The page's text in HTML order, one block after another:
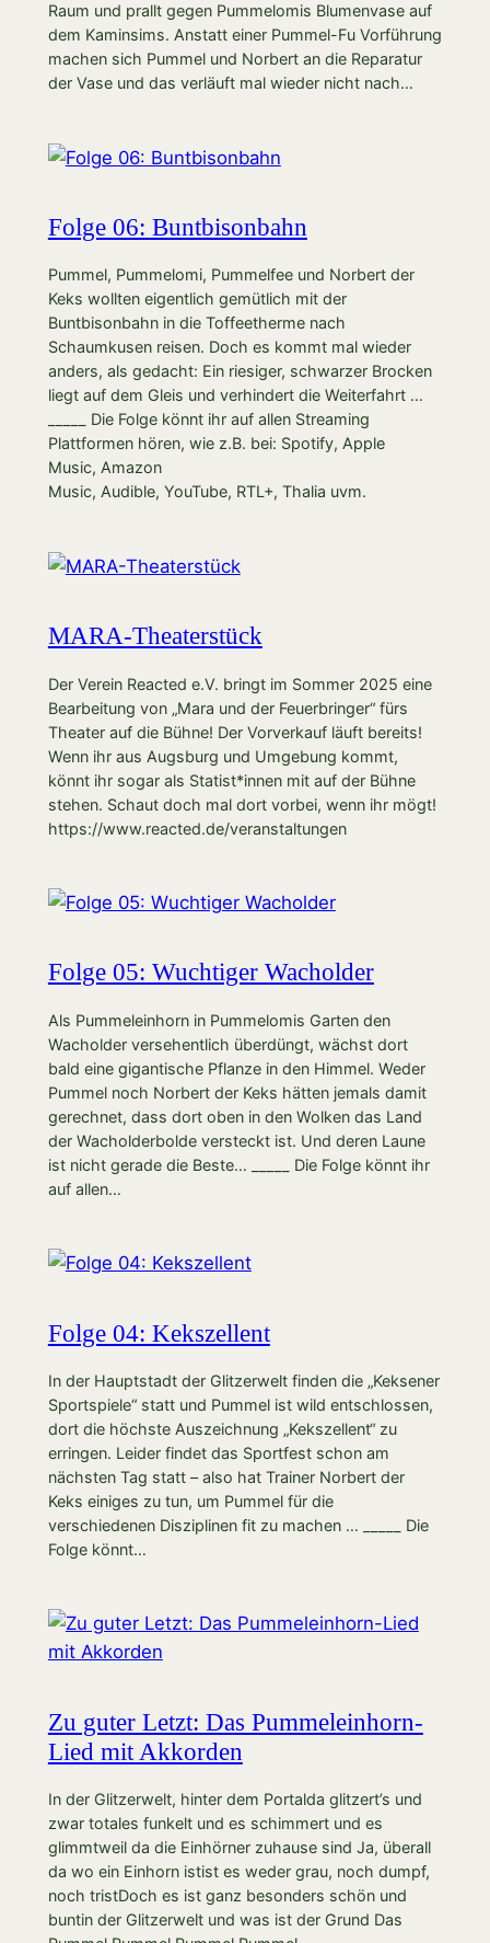
Raum und prallt gegen Pummelomis Blumenvase auf
dem Kaminsims. Anstatt einer Pummel-Fu Vorführung
machen sich Pummel und Norbert an die Reparatur
der Vase und das verläuft mal wieder nicht nach…
Folge 06: Buntbisonbahn
Pummel, Pummelomi, Pummelfee und Norbert der
Keks wollten eigentlich gemütlich mit der
Buntbisonbahn in die Toffeetherme nach
Schaumkusen reisen. Doch es kommt mal wieder
anders, als gedacht: Ein riesiger, schwarzer Brocken
liegt auf dem Gleis und verhindert die Weiterfahrt …
_____ Die Folge könnt ihr auf allen Streaming
Plattformen hören, wie z.B. bei: Spotify, Apple
Music, Amazon
Music, Audible, YouTube, RTL+, Thalia uvm.
MARA-Theaterstück
Der Verein Reacted e.V. bringt im Sommer 2025 eine
Bearbeitung von „Mara und der Feuerbringer“ fürs
Theater auf die Bühne! Der Vorverkauf läuft bereits!
Wenn ihr aus Augsburg und Umgebung kommt,
könnt ihr sogar als Statist*innen mit auf der Bühne
stehen. Schaut doch mal dort vorbei, wenn ihr mögt!
https://www.reacted.de/veranstaltungen
Folge 05: Wuchtiger Wacholder
Als Pummeleinhorn in Pummelomis Garten den
Wacholder versehentlich überdüngt, wächst dort
bald eine gigantische Pflanze in den Himmel. Weder
Pummel noch Norbert der Keks hätten jemals damit
gerechnet, dass dort oben in den Wolken das Land
der Wacholderbolde versteckt ist. Und deren Laune
ist nicht gerade die Beste… _____ Die Folge könnt ihr
auf allen…
Folge 04: Kekszellent
In der Hauptstadt der Glitzerwelt finden die „Keksener
Sportspiele“ statt und Pummel ist wild entschlossen,
dort die höchste Auszeichnung „Kekszellent“ zu
erringen. Leider findet das Sportfest schon am
nächsten Tag statt – also hat Trainer Norbert der
Keks einiges zu tun, um Pummel für die
verschiedenen Disziplinen fit zu machen … _____ Die
Folge könnt…
Zu guter Letzt: Das Pummeleinhorn-
Lied mit Akkorden
In der Glitzerwelt, hinter dem Portalda glitzert’s und
zwar totales funkelt und es schimmert und es
glimmtweil da die Einhörner zuhause sind Ja, überall
da wo ein Einhorn istist es weder grau, noch dumpf,
noch tristDoch es ist ganz besonders schön und
buntin der Glitzerwelt und was ist der Grund Das